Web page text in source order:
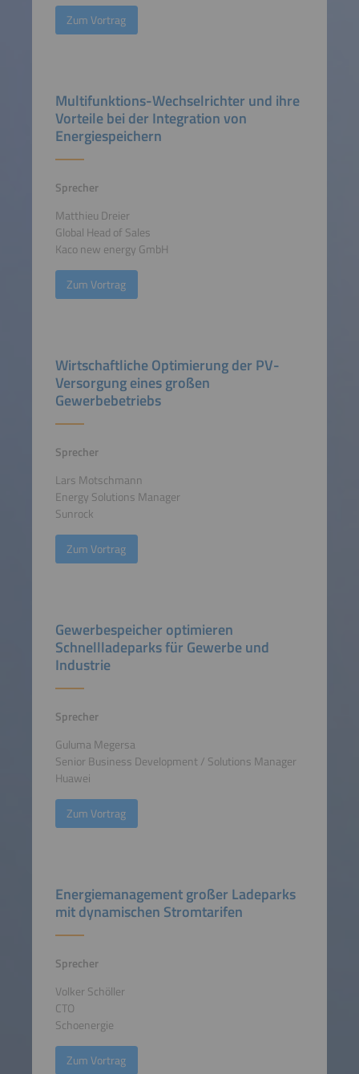
Zum Vortrag
Multifunktions-Wechselrichter und ihre
Vorteile bei der Integration von
Energiespeichern
Sprecher
Matthieu Dreier
Global Head of Sales
Kaco new energy GmbH
Zum Vortrag
Wirtschaftliche Optimierung der PV-
Versorgung eines großen
Gewerbebetriebs
Sprecher
Lars Motschmann
Energy Solutions Manager
Sunrock
Zum Vortrag
Gewerbespeicher optimieren
Schnellladeparks für Gewerbe und
Industrie
Sprecher
Guluma Megersa
Senior Business Development / Solutions Manager
Huawei
Zum Vortrag
Energiemanagement großer Ladeparks
mit dynamischen Stromtarifen
Sprecher
Volker Schöller
CTO
Schoenergie
Zum Vortrag